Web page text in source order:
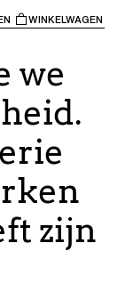
WINKELWAGEN
we
zijn